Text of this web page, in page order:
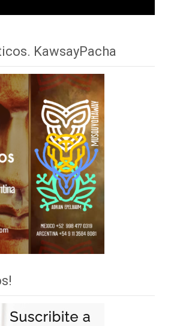
KawsayPacha